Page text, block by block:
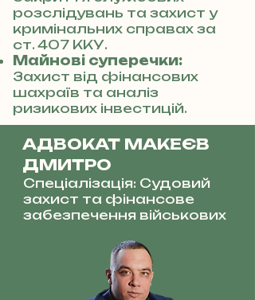
розслідувань та захист у
кримінальних справах за
ст. 407 ККУ.
Майнові суперечки:
Захист від фінансових
шахраїв та аналіз
ризикових інвестицій.
АДВОКАТ МАКЕЄВ
ДМИТРО
Спеціалізація: Судовий
захист та фінансове
забезпечення військових